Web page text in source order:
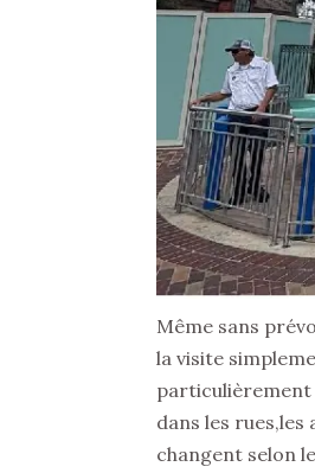
Même sans
la visite
particulièrement
dans les
changent selon